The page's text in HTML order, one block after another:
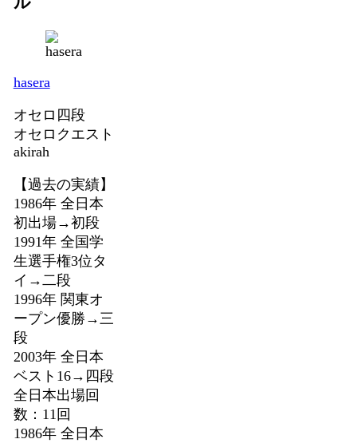
hasera
オセロ四段
オセロクエスト
akirah
【過去の実績】
1986年 全日本
初出場→初段
1991年 全国学
生選手権3位タ
イ→二段
1996年 関東オ
ープン優勝→三
段
2003年 全日本
ベスト16→四段
全日本出場回
数：11回
1986年 全日本